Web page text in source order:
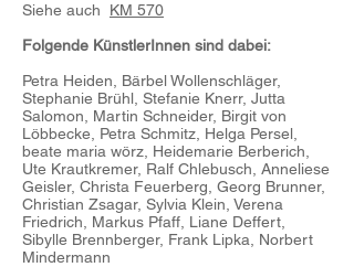
Siehe auch KM 570
Folgende KünstlerInnen sind dabei:
Petra Heiden, Bärbel Wollenschläger,
Stephanie Brühl, Stefanie Knerr, Jutta
Salomon, Martin Schneider, Birgit von
Löbbecke, Petra Schmitz, Helga Persel,
beate maria wörz, Heidemarie Berberich,
Ute Krautkremer, Ralf Chlebusch, Anneliese
Geisler, Christa Feuerberg, Georg Brunner,
Christian Zsagar, Sylvia Klein, Verena
Friedrich, Markus Pfaff, Liane Deffert,
Sibylle Brennberger, Frank Lipka, Norbert
Mindermann